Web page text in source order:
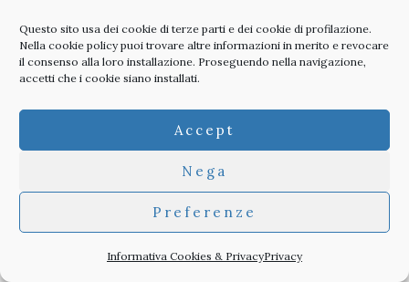
Questo sito usa dei cookie di terze parti e dei cookie di profilazione.
Nella cookie policypuoi trovare altre informazioni in merito e revocare
il consenso alla loro installazione. Proseguendo nella navigazione,
accetti che i cookie siano installati.
Accept
Nega
Preferenze
Informativa Cookies & PrivacyPrivacy
Scarica l'articolo in PDF
Tag:cantine vinicole,francia,paesaggio,piemonte,